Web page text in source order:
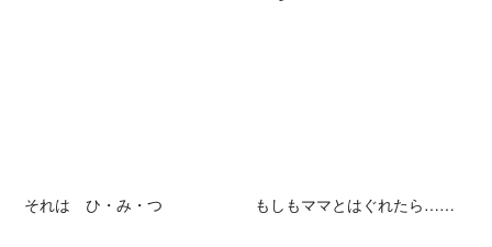
それは ひ・み・つ もしもママとはぐれたら……